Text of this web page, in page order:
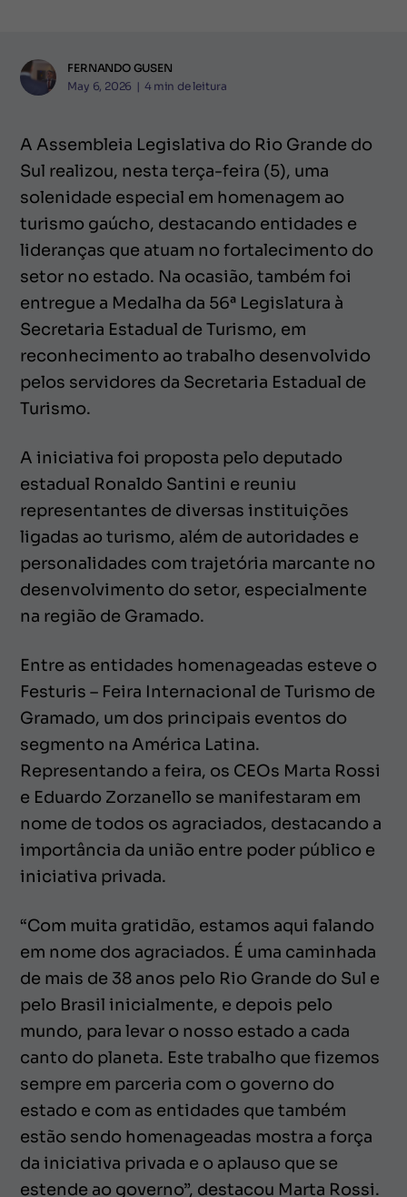
FERNANDO GUSEN
May 6, 2026 | 4 min de leitura
A Assembleia Legislativa do Rio Grande do
Sul realizou, nesta terça-feira (5), uma
solenidade especial em homenagem ao
turismo gaúcho, destacando entidades e
lideranças que atuam no fortalecimento do
setor no estado. Na ocasião, também foi
entregue a Medalha da 56ª Legislatura à
Secretaria Estadual de Turismo, em
reconhecimento ao trabalho desenvolvido
pelos servidores da Secretaria Estadual de
Turismo.
A iniciativa foi proposta pelo deputado
estadual Ronaldo Santini e reuniu
representantes de diversas instituições
ligadas ao turismo, além de autoridades e
personalidades com trajetória marcante no
desenvolvimento do setor, especialmente
na região de Gramado.
Entre as entidades homenageadas esteve o
Festuris – Feira Internacional de Turismo de
Gramado, um dos principais eventos do
segmento na América Latina.
Representando a feira, os CEOs Marta Rossi
e Eduardo Zorzanello se manifestaram em
nome de todos os agraciados, destacando a
importância da união entre poder público e
iniciativa privada.
“Com muita gratidão, estamos aqui falando
em nome dos agraciados. É uma caminhada
de mais de 38 anos pelo Rio Grande do Sul e
pelo Brasil inicialmente, e depois pelo
mundo, para levar o nosso estado a cada
canto do planeta. Este trabalho que fizemos
sempre em parceria com o governo do
estado e com as entidades que também
estão sendo homenageadas mostra a força
da iniciativa privada e o aplauso que se
estende ao governo”, destacou Marta Rossi.